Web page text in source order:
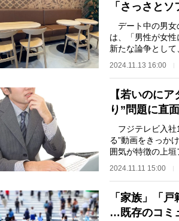
「さっさと
デート中の男女
は、「男性が女性
新たな論争とし
題」が注目され
2024.11.13 16:00
【若いのに
り”問題に直
フジテレビ入社
る”動画をきっか
囲気が特徴の上垣
2024.11.11 15:00
「家族」「
…既存のコミ